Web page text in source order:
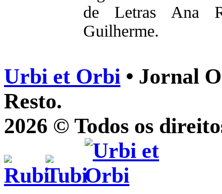
de Letras Ana
Guilherme.
Urbi et Orbi • Jornal
Resto.
2026 © Todos os